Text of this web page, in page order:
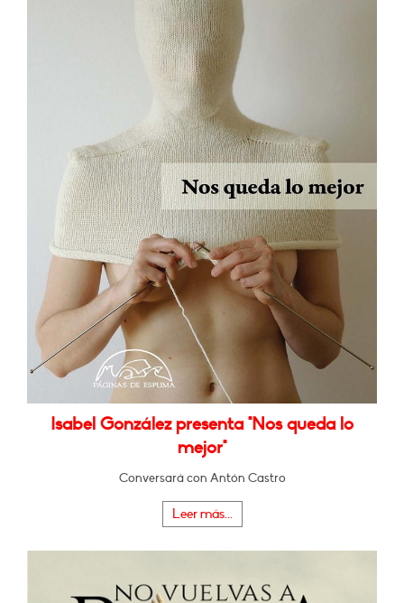
Isabel González presenta "Nos queda lo
mejor"
Conversará con Antón Castro
Leer más...